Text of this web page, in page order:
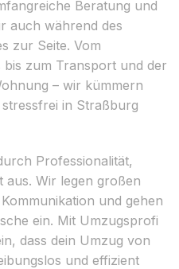
Beratung und
auch während des
zur Seite. Vom
bis zum Transport und der
– wir kümmern
in Straßburg
Professionalität,
aus. Wir legen großen
und gehen
ein. Mit Umzugsprofi
dass dein Umzug von
und effizient